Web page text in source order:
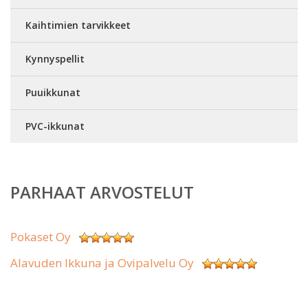
Kaihtimien tarvikkeet
Kynnyspellit
Puuikkunat
PVC-ikkunat
PARHAAT ARVOSTELUT
Pokaset Oy
Alavuden Ikkuna ja Ovipalvelu Oy